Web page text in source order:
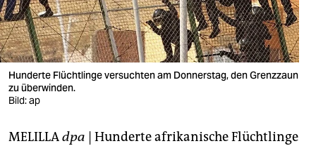
wahrheit
verlag
verlag
veranstaltungen
Hunderte Flüchtlinge versuchten am Donnerstag, den Grenzzaun
zu überwinden.
Bild: ap
MELILLAdpa | Hunderte afrikanische Flüchtlinge